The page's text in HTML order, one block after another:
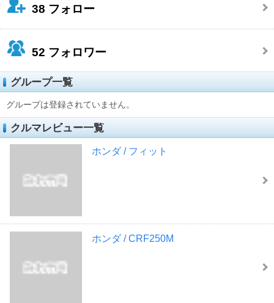
38 フォロー
52 フォロワー
グループ一覧
グループは登録されていません。
クルマレビュー一覧
ホンダ / フィット
ホンダ / CRF250M